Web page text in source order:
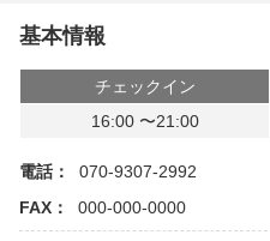
基本情報
チェックイン
16:00 〜21:00
電話：
070-9307-2992
FAX：
000-000-0000